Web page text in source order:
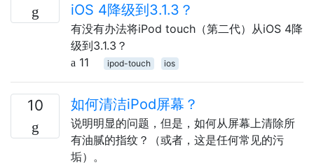
iOS 4降级到3.1.3？
有没有办法将iPod touch（第二代）从iOS 4降
级到3.1.3？
11
ipod-touch ios
10 如何清洁iPod屏幕？
说明明显的问题，但是，如何从屏幕上清除所
有油腻的指纹？（或者，这是任何常见的污
垢）。